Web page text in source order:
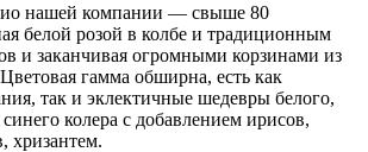
нашей компании — свыше 80
белой розой в колбе и традиционным
и заканчивая огромными корзинами из
гамма обширна, есть как
так и эклектичные шедевры белого,
колера с добавлением ирисов,
хризантем.